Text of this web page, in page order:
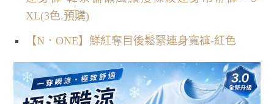
XL(3色.預購)
【N．ONE】鮮紅奪目後鬆緊連身寬褲-紅色